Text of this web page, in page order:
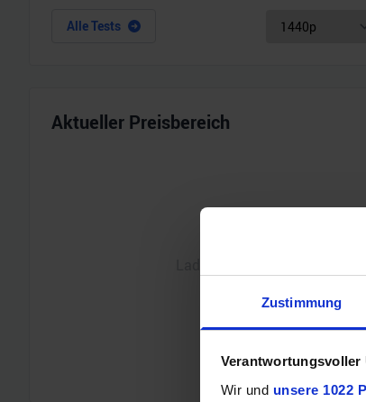
Zustimmung
Verantwortungsvoller
Wir und unsere 1022
Alle Tests
Aktueller Preisbereich